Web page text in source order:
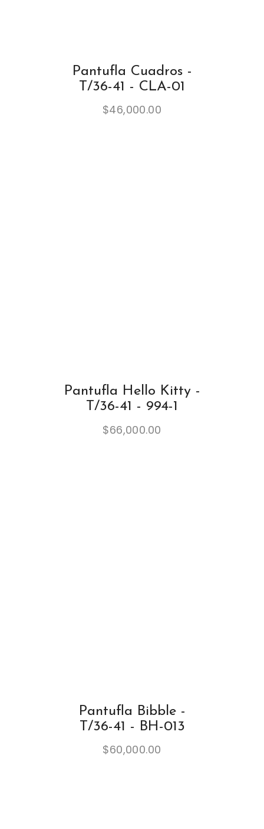
Pantufla Cuadros -
T/36-41 - CLA-01
$46,000.00
Pantufla Hello Kitty -
T/36-41 - 994-1
$66,000.00
Pantufla Bibble -
T/36-41 - BH-013
$60,000.00